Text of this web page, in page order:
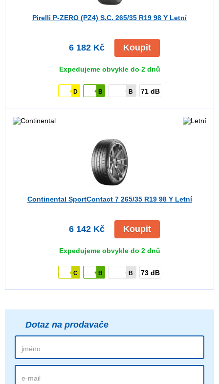
Pirelli P-ZERO (PZ4) S.C. 265/35 R19 98 Y Letní
6 182 Kč Koupit
Expedujeme obvykle do 2 dnů
D B B 71 dB
Continental SportContact 7 265/35 R19 98 Y Letní
6 142 Kč Koupit
Expedujeme obvykle do 2 dnů
C B B 73 dB
Dotaz na prodavače